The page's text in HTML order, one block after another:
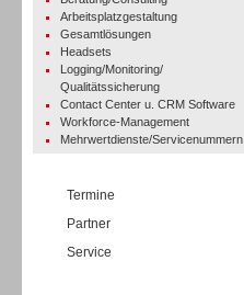
Arbeitsplatzgestaltung
Gesamtlösungen
Headsets
Logging/Monitoring/
Qualitätssicherung
Contact Center u. CRM Software
Workforce-Management
Mehrwertdienste/Servicenummern
Termine
Partner
Service